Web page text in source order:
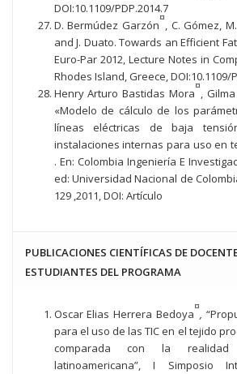
DOI:10.1109/PDP.2014.7
D. Bermúdez Garzón
¤
, C. Gómez,
and J. Duato. Towards an Efficient
Euro-Par 2012, Lecture Notes in
Rhodes Island, Greece, DOI:10.1109/
Henry Arturo Bastidas Mora
¤
,
«Modelo de cálculo de los
líneas eléctricas de baja
instalaciones internas para uso en
. En: Colombia Ingeniería E
ed: Universidad Nacional de
129 ,2011, DOI: Artículo
PUBLICACIONES CIENTÍFICAS DE
ESTUDIANTES DEL PROGRAMA
Oscar Elias Herrera Bedoya
¤
,
para el uso de las TIC en el tejido
comparada con la
latinoamericana”, I Simposio